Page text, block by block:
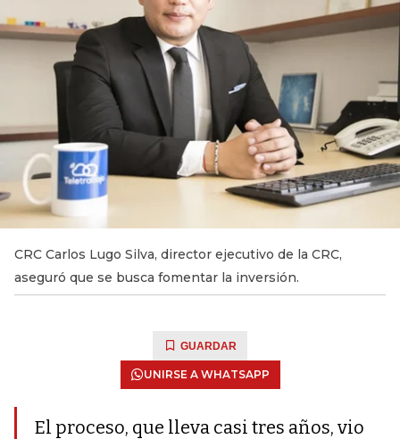
CRC Carlos Lugo Silva, director ejecutivo de la CRC,
aseguró que se busca fomentar la inversión.
GUARDAR
UNIRSE A WHATSAPP
El proceso, que lleva casi tres años, vio